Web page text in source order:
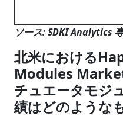
ソース: SDKI Analytics
北米における
Modules
チュエータモジ
績はどのような